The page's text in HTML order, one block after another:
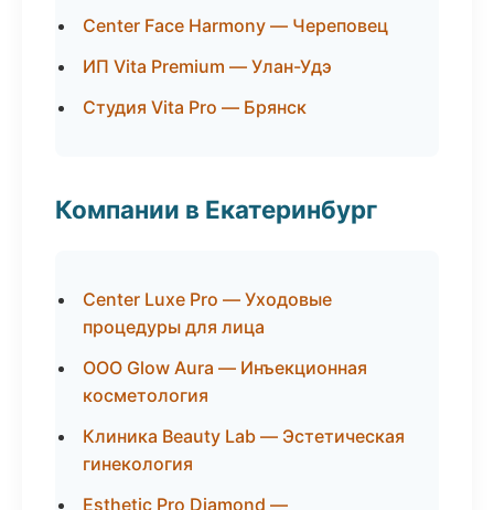
Center Face Harmony — Череповец
ИП Vita Premium — Улан-Удэ
Студия Vita Pro — Брянск
Компании в Екатеринбург
Center Luxe Pro — Уходовые
процедуры для лица
ООО Glow Aura — Инъекционная
косметология
Клиника Beauty Lab — Эстетическая
гинекология
Esthetic Pro Diamond —